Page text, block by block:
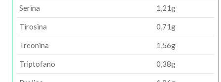
Serina 1,21g
Tirosina 0,71g
Treonina 1,56g
Triptofano 0,38g